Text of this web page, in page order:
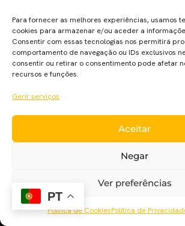
Para fornecer as melhores experiências, usamos
cookies para armazenar e/ou aceder a
Consentir com essas tecnologias nos permitirá
comportamento de navegação ou IDs exclusivos
consentir ou retirar o consentimento pode afetar
recursos e funções.
Gerir serviços
Aceitar
Negar
Ver preferências
Política de CookiesPolítica de
“Wij” é um filme do realizador holandês
também é argumentista e produtor de
TV (1997) and Boy George: Funtime
(We) esteve presente na secção principal
longas-metragens de terror feitas nos
Também esteve presente no […]
PT